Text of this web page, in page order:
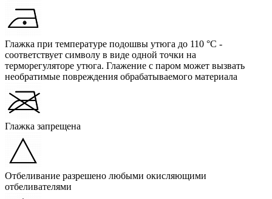
Глажка при температуре подошвы утюга до 110 °C -
соответствует символу в виде одной точки на
терморегуляторе утюга. Глажение с паром может вызвать
необратимые повреждения обрабатываемого материала
Глажка запрещена
Отбеливание разрешено любыми окисляющими
отбеливателями